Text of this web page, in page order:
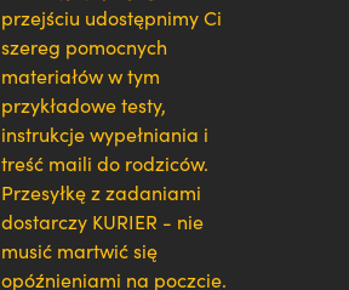
przejściu udostępnimy Ci
szereg pomocnych
materiałów w tym
przykładowe testy,
instrukcje wypełniania i
treść maili do rodziców.
Przesyłkę z zadaniami
dostarczy KURIER - nie
musić martwić się
opóźnieniami na poczcie.